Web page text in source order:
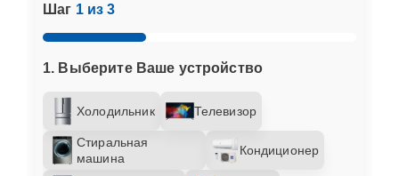
Шаг 1 из 3
1. Выберите Ваше устройство
Холодильник Телевизор
Стиральная
машина
Кондиционер